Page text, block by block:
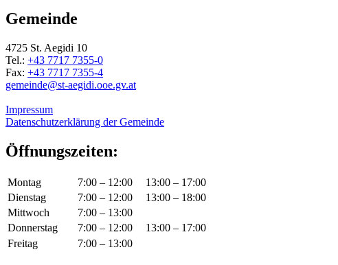
Gemeinde
4725 St. Aegidi 10
Tel.: +43 7717 7355-0
Fax: +43 7717 7355-4
gemeinde@st-aegidi.ooe.gv.at
Impressum
Datenschutzerklärung der Gemeinde
Öffnungszeiten:
Montag 7:00 – 12:00
13:00 – 17:00
Dienstag
7:00 – 12:00
13:00 – 18:00
Mittwoch
7:00 – 13:00
Donnerstag
7:00 – 12:00
13:00 – 17:00
Freitag
7:00 – 13:00